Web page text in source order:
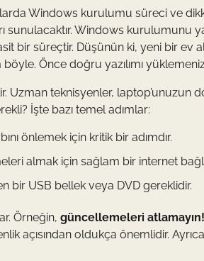
Windows kurulumu süreci ve
sunulacaktır. Windows kurulumunu
bir süreçtir. Düşünün ki, yeni bir ev
Önce doğru yazılımı
Uzman teknisyenler, laptop’unuzun
İşte bazı temel adımlar:
önlemek için kritik bir adımdır.
almak için sağlam bir internet
bir USB bellek veya DVD gereklidir.
Örneğin, güncellemeleri atlamayın!
açısından oldukça önemlidir.